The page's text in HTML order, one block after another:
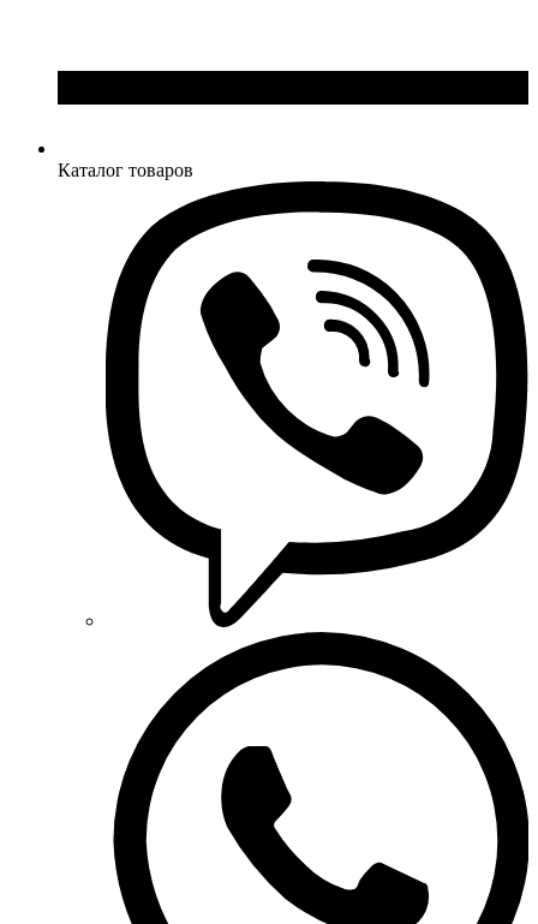
Каталог товаров